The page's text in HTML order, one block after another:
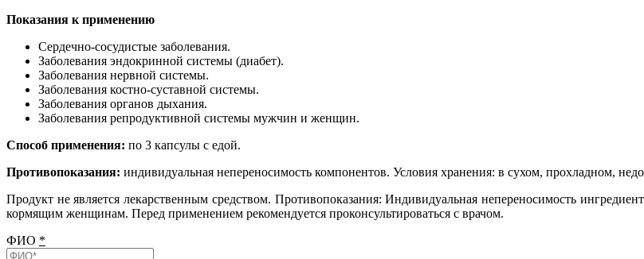
Показания к применению
Сердечно-сосудистые заболевания.
Заболевания эндокринной системы (диабет).
Заболевания нервной системы.
Заболевания костно-суставной системы.
Заболевания органов дыхания.
Заболевания репродуктивной системы мужчин и женщин.
Способ применения: по 3 капсулы с едой.
Противопоказания: индивидуальная непереносимость компонентов. Условия хранения: в сухом, прохладном,
Продукт не является лекарственным средством. Противопоказания: Индивидуальная непереносимость
кормящим женщинам. Перед применением рекомендуется проконсультироваться с врачом.
ФИО *